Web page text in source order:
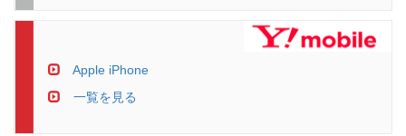
Apple iPhone
一覧を見る